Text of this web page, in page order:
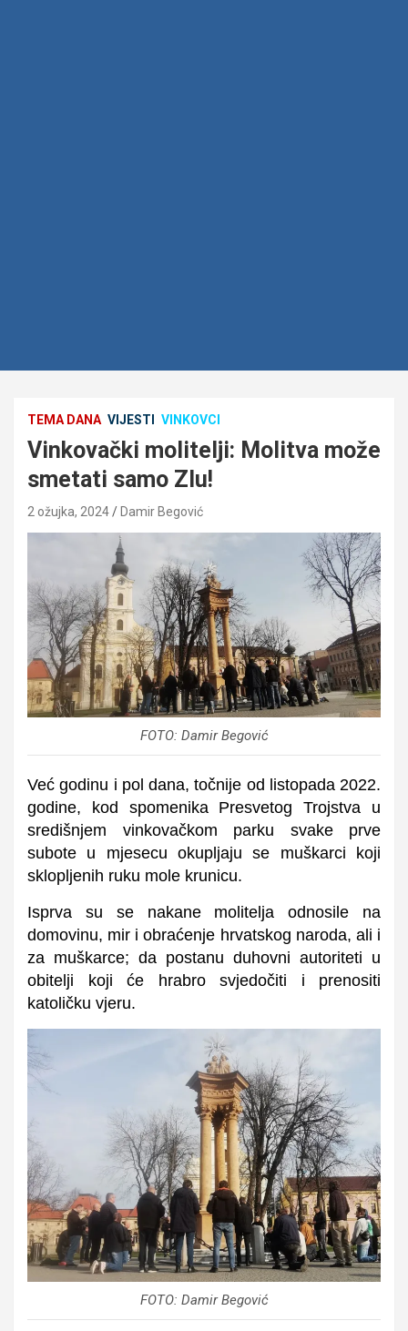
TEMA DANA VIJESTI VINKOVCI
Vinkovački molitelji: Molitva može
smetati samo Zlu!
2 ožujka, 2024 Damir Begović
FOTO: Damir Begović
Već godinu i pol dana, točnije od listopada 2022.
godine, kod spomenika Presvetog Trojstva u
središnjem vinkovačkom parku svake prve
subote u mjesecu okupljaju se muškarci koji
sklopljenih ruku mole krunicu.
Isprva su se nakane molitelja odnosile na
domovinu, mir i obraćenje hrvatskog naroda, ali i
za muškarce; da postanu duhovni autoriteti u
obitelji koji će hrabro svjedočiti i prenositi
katoličku vjeru.
FOTO: Damir Begović